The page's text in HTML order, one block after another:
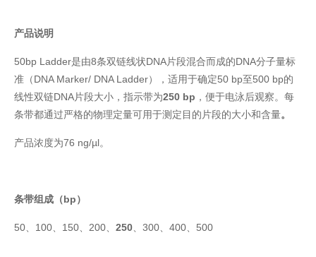
产品说明
50bp Ladder是由8条双链线状DNA片段混合而成的DNA分子量标
准（DNA Marker/ DNA Ladder），适用于确定50 bp至500 bp的
线性双链DNA片段大小，指示带为250 bp ，便于电泳后观察。每
条带都通过严格的物理定量可用于测定目的片段的大小和含量。
产品浓度为76 ng/µl。
条带组成（bp）
50、100、150、200、 250 、300、400、500